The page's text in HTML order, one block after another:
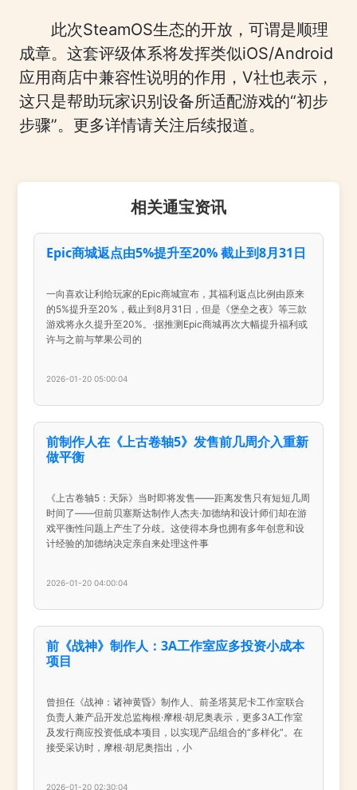
此次SteamOS生态的开放，可谓是顺理
成章。这套评级体系将发挥类似iOS/Android
应用商店中兼容性说明的作用，V社也表示，
这只是帮助玩家识别设备所适配游戏的“初步
步骤”。更多详情请关注后续报道。
相关通宝资讯
Epic商城返点由5%提升至20% 截止到8月31日
一向喜欢让利给玩家的Epic商城宣布，其福利返点比例由原来
的5%提升至20%，截止到8月31日，但是《堡垒之夜》等三款
游戏将永久提升至20%。·据推测Epic商城再次大幅提升福利或
许与之前与苹果公司的
2026-01-20 05:00:04
前制作人在《上古卷轴5》发售前几周介入重新
做平衡
《上古卷轴5：天际》当时即将发售——距离发售只有短短几周
时间了——但前贝塞斯达制作人杰夫·加德纳和设计师们却在游
戏平衡性问题上产生了分歧。这使得本身也拥有多年创意和设
计经验的加德纳决定亲自来处理这件事
2026-01-20 04:00:04
前《战神》制作人：3A工作室应多投资小成本
项目
曾担任《战神：诸神黄昏》制作人、前圣塔莫尼卡工作室联合
负责人兼产品开发总监梅根·摩根·胡尼奥表示，更多3A工作室
及发行商应投资低成本项目，以实现产品组合的“多样化”。在
接受采访时，摩根·胡尼奥指出，小
2026-01-20 02:30:04